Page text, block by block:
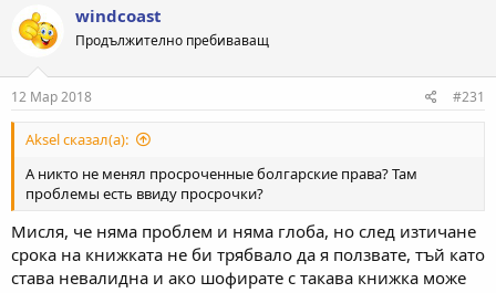
windcoast
Продължително пребиваващ
12 Мар 2018 #231
Aksel сказал(а):
А никто не менял просроченные болгарские права? Там
проблемы есть ввиду просрочки?
Мисля, че няма проблем и няма глоба, но след изтичане
срока на книжката не би трябвало да я ползвате, тъй като
става невалидна и ако шофирате с такава книжка може